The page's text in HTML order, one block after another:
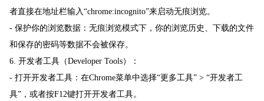
者直接在地址栏输入“chrome:incognito”来启动无痕浏览。
- 保护你的浏览数据：无痕浏览模式下，你的浏览历史、下载的文件
和保存的密码等数据不会被保存。
6. 开发者工具（Developer Tools）：
- 打开开发者工具：在Chrome菜单中选择“更多工具” > “开发者工
具”，或者按F12键打开开发者工具。